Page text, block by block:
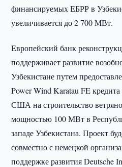
финансируемых ЕБРР в
увеличивается до 2 700 МВт.
Европейский банк
поддерживает развитие
Узбекистане путем
Power Wind Karatau FE
США на строительство
мощностью 100 МВт в
западе Узбекистана. Проект
совместно с немецкой
поддержке развития Deutsche